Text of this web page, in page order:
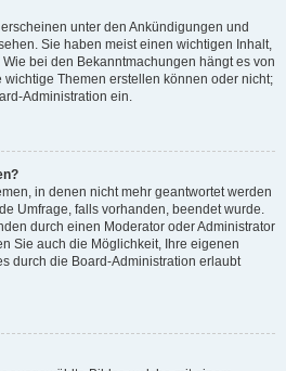
unter den Ankündigungen und
Sie haben meist einen wichtigen Inhalt,
bei den Bekanntmachungen hängt es von
wichtige Themen erstellen können oder nicht;
Administration ein.
in denen nicht mehr geantwortet werden
Umfrage, falls vorhanden, beendet wurde.
durch einen Moderator oder Administrator
Sie auch die Möglichkeit, Ihre eigenen
durch die Board-Administration erlaubt